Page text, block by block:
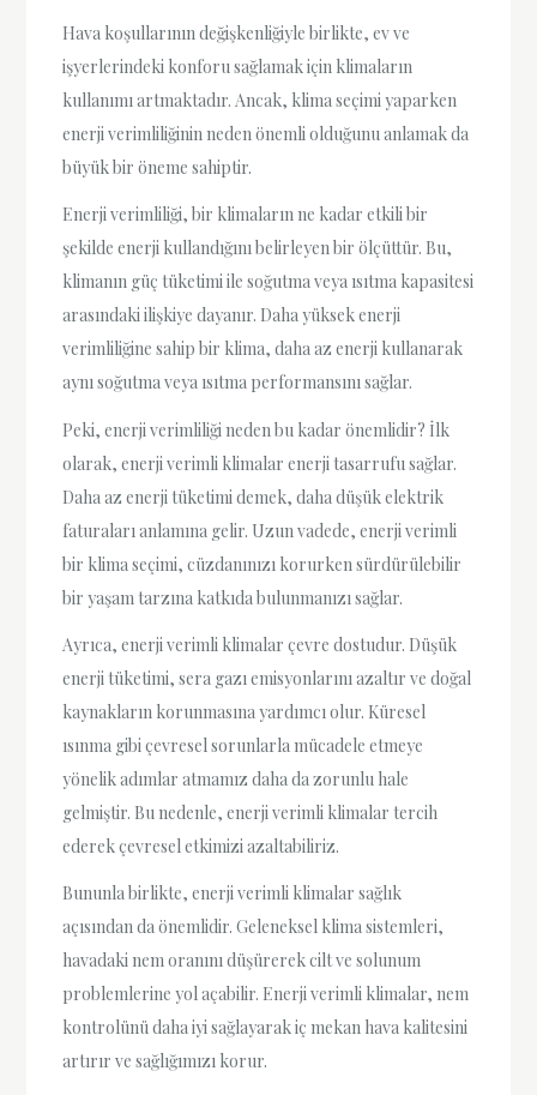
Hava koşullarının değişkenliğiyle birlikte, ev ve
işyerlerindeki konforu sağlamak için klimaların
kullanımı artmaktadır. Ancak, klima seçimi yaparken
enerji verimliliğinin neden önemli olduğunu anlamak da
büyük bir öneme sahiptir.
Enerji verimliliği, bir klimaların ne kadar etkili bir
şekilde enerji kullandığını belirleyen bir ölçüttür. Bu,
klimanın güç tüketimi ile soğutma veya ısıtma kapasitesi
arasındaki ilişkiye dayanır. Daha yüksek enerji
verimliliğine sahip bir klima, daha az enerji kullanarak
aynı soğutma veya ısıtma performansını sağlar.
Peki, enerji verimliliği neden bu kadar önemlidir? İlk
olarak, enerji verimli klimalar enerji tasarrufu sağlar.
Daha az enerji tüketimi demek, daha düşük elektrik
faturaları anlamına gelir. Uzun vadede, enerji verimli
bir klima seçimi, cüzdanınızı korurken sürdürülebilir
bir yaşam tarzına katkıda bulunmanızı sağlar.
Ayrıca, enerji verimli klimalar çevre dostudur. Düşük
enerji tüketimi, sera gazı emisyonlarını azaltır ve doğal
kaynakların korunmasına yardımcı olur. Küresel
ısınma gibi çevresel sorunlarla mücadele etmeye
yönelik adımlar atmamız daha da zorunlu hale
gelmiştir. Bu nedenle, enerji verimli klimalar tercih
ederek çevresel etkimizi azaltabiliriz.
Bununla birlikte, enerji verimli klimalar sağlık
açısından da önemlidir. Geleneksel klima sistemleri,
havadaki nem oranını düşürerek cilt ve solunum
problemlerine yol açabilir. Enerji verimli klimalar, nem
kontrolünü daha iyi sağlayarak iç mekan hava kalitesini
artırır ve sağlığımızı korur.